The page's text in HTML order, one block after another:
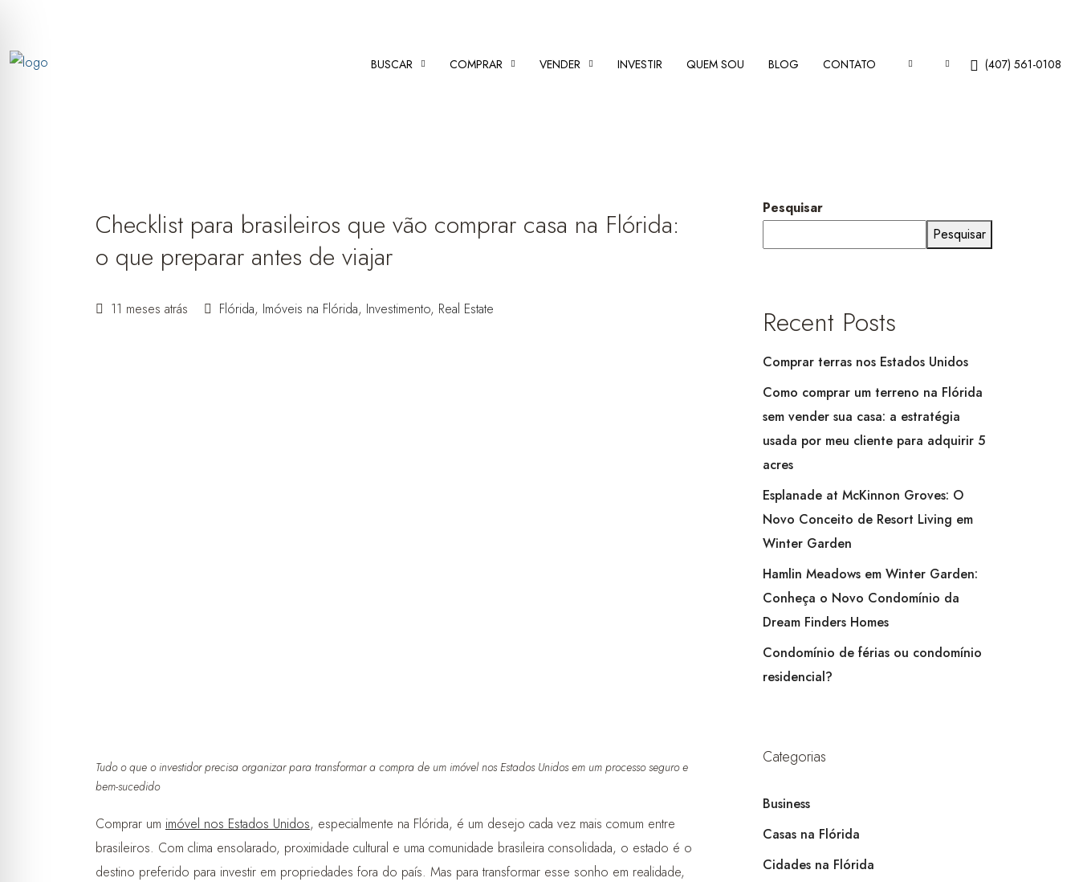
BUSCAR COMPRAR VENDER INVESTIR QUEM SOU BLOG CONTATO (407) 561-0108
Checklist para brasileiros que vão comprar casa na Flórida:
o que preparar antes de viajar
11 meses atrás Flórida, Imóveis na Flórida, Investimento, Real Estate
Tudo o que o investidor precisa organizar para transformar a compra de um imóvel nos Estados Unidos em um processo seguro e
bem-sucedido
Comprar um imóvel nos Estados Unidos, especialmente na Flórida, é um desejo cada vez mais comum entre
brasileiros. Com clima ensolarado, proximidade cultural e uma comunidade brasileira consolidada, o estado é o
destino preferido para investir em propriedades fora do país. Mas para transformar esse sonho em realidade,
Pesquisar
Pesquisar
Recent Posts
Comprar terras nos Estados Unidos
Como comprar um terreno na Flórida
sem vender sua casa: a estratégia
usada por meu cliente para adquirir 5
acres
Esplanade at McKinnon Groves: O
Novo Conceito de Resort Living em
Winter Garden
Hamlin Meadows em Winter Garden:
Conheça o Novo Condomínio da
Dream Finders Homes
Condomínio de férias ou condomínio
residencial?
Categorias
Business
Casas na Flórida
Cidades na Flórida